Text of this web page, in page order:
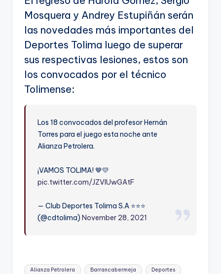
Mosquera y Andrey Estupiñán serán
las novedades más importantes del
Deportes Tolima luego de superar
sus respectivas lesiones, estos son
los convocados por el técnico
Tolimense:
Los 18 convocados del profesor Hernán
Torres para el juego esta noche ante
Alianza Petrolera.
¡VAMOS TOLIMA! 🤎💛
pic.twitter.com/JZVlUwGAtF
— Club Deportes Tolima S.A ⭐️⭐️⭐️
(@cdtolima)November 28, 2021
Etiquetas:
Alianza Petrolera Barrancabermeja Deportes